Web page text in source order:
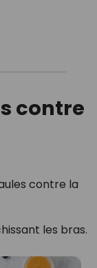
contre
contre la
les bras.